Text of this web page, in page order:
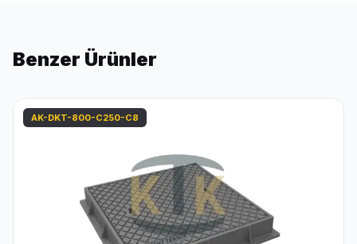
Benzer Ürünler
AK-DKT-800-C250-C8